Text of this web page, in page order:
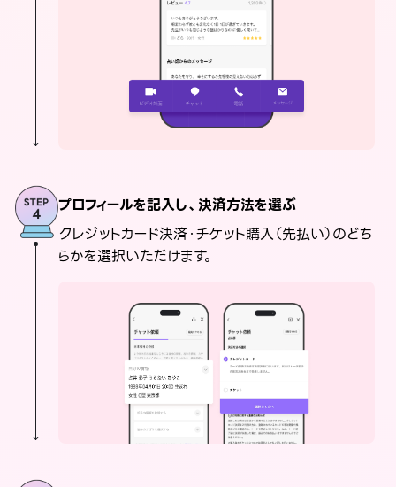
プロフィールを記入し、決済方法を選ぶ
クレジットカード決済・チケット購入（先払い）のどち
らかを選択いただけます。